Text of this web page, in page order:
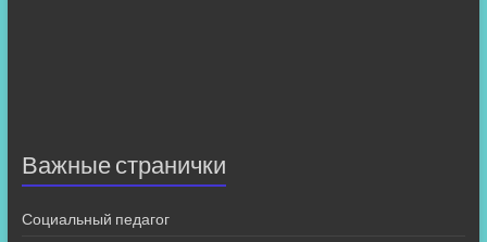
Важные странички
Социальный педагог